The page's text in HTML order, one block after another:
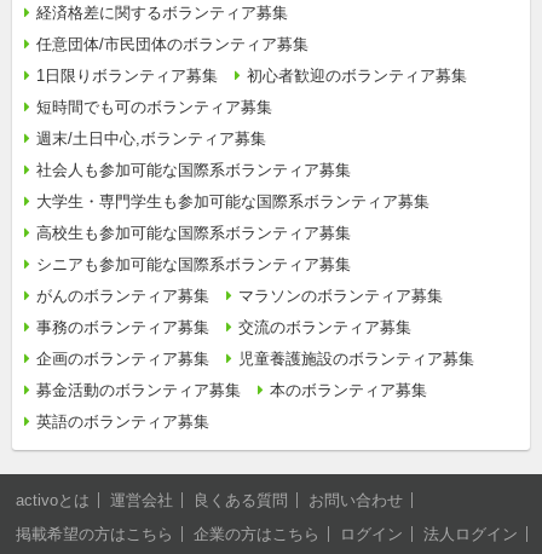
経済格差に関するボランティア募集
任意団体/市民団体のボランティア募集
1日限りボランティア募集
初心者歓迎のボランティア募集
短時間でも可のボランティア募集
週末/土日中心,ボランティア募集
社会人も参加可能な国際系ボランティア募集
大学生・専門学生も参加可能な国際系ボランティア募集
高校生も参加可能な国際系ボランティア募集
シニアも参加可能な国際系ボランティア募集
がんのボランティア募集
マラソンのボランティア募集
事務のボランティア募集
交流のボランティア募集
企画のボランティア募集
児童養護施設のボランティア募集
募金活動のボランティア募集
本のボランティア募集
英語のボランティア募集
activoとは 運営会社 良くある質問
お問い合わせ
掲載希望の方はこちら
企業の方はこちら ログイン 法人ログイン